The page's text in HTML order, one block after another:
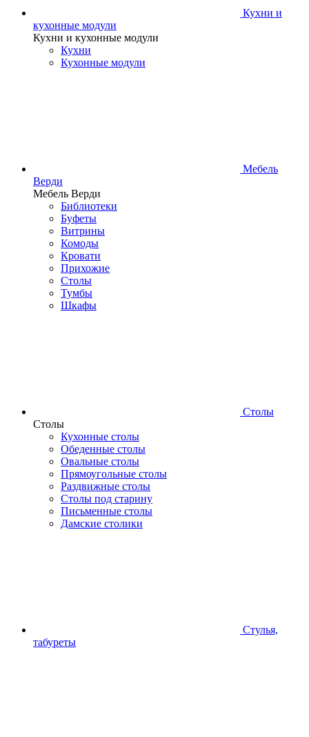
Кухни и
кухонные модули
Кухни и кухонные модули
Кухни
Кухонные модули
Мебель
Верди
Мебель Верди
Библиотеки
Буфеты
Витрины
Комоды
Кровати
Прихожие
Столы
Тумбы
Шкафы
Столы
Столы
Кухонные столы
Обеденные столы
Овальные столы
Прямоугольные столы
Раздвижные столы
Столы под старину
Письменные столы
Дамские столики
Стулья,
табуреты